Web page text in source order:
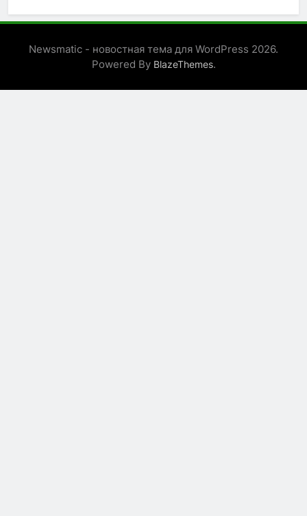
Newsmatic - новостная тема для WordPress 2026.
Powered By BlazeThemes.